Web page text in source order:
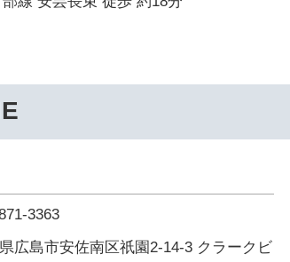
3363
広島市安佐南区祇園2-14-3 クラークビ